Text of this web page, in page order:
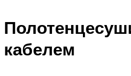
кабелем